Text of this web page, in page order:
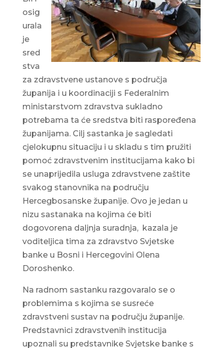
osig
urala
je
sred
stva
za zdravstvene ustanove s područja
županija i u koordinaciji s Federalnim
ministarstvom zdravstva sukladno
potrebama ta će sredstva biti raspoređena
županijama. Cilj sastanka je sagledati
cjelokupnu situaciju i u skladu s tim pružiti
pomoć zdravstvenim institucijama kako bi
se unaprijedila usluga zdravstvene zaštite
svakog stanovnika na području
Hercegbosanske županije. Ovo je jedan u
nizu sastanaka na kojima će biti
dogovorena daljnja suradnja, kazala je
voditeljica tima za zdravstvo Svjetske
banke u Bosni i Hercegovini Olena
Doroshenko.
Na radnom sastanku razgovaralo se o
problemima s kojima se susreće
zdravstveni sustav na području županije.
Predstavnici zdravstvenih institucija
upoznali su predstavnike Svjetske banke s